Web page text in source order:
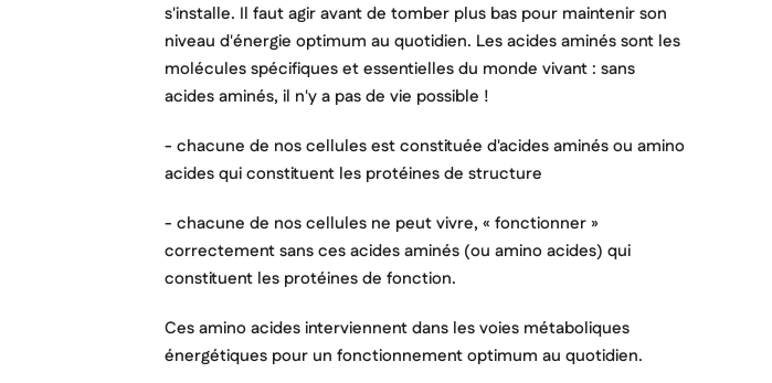
s'installe. Il faut agir avant de tomber plus bas pour maintenir son
niveau d'énergie optimum au quotidien. Les acides aminés sont les
molécules spécifiques et essentielles du monde vivant : sans
acides aminés, il n'y a pas de vie possible !
- chacune de nos cellules est constituée d'acides aminés ou amino
acides qui constituent les protéines de structure
- chacune de nos cellules ne peut vivre, « fonctionner »
correctement sans ces acides aminés (ou amino acides) qui
constituent les protéines de fonction.
Ces amino acides interviennent dans les voies métaboliques
énergétiques pour un fonctionnement optimum au quotidien.